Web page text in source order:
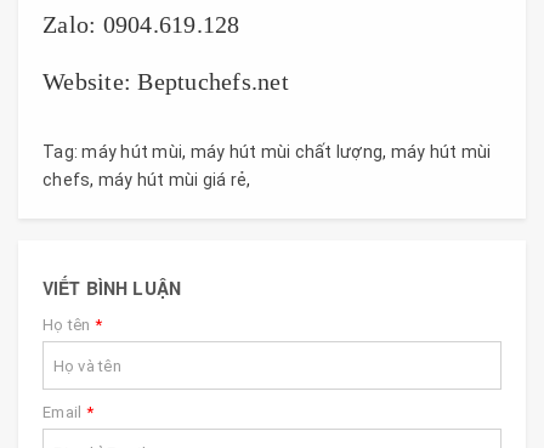
Zalo: 0904.619.128
Website: Beptuchefs.net
Tag: máy hút mùi, máy hút mùi chất lượng, máy hút mùi
chefs, máy hút mùi giá rẻ,
VIẾT BÌNH LUẬN
Họ tên *
Email *